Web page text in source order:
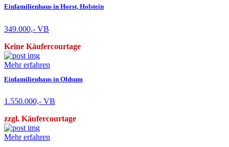
Einfamilienhaus in Horst, Holstein
349.000,- VB
Keine Käufercourtage
Mehr erfahren
Einfamilienhaus in Oldsum
1.550.000,- VB
zzgl. Käufercourtage
Mehr erfahren